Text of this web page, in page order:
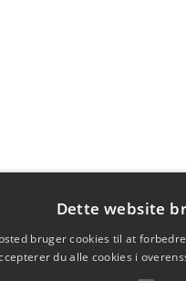
Dette website
bruger cookies til at
du alle cookies i